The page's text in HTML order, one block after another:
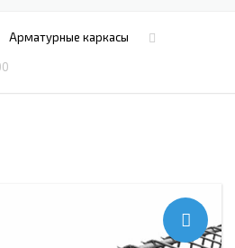
Арматурные каркасы